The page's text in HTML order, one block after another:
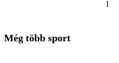
1
Még több sport